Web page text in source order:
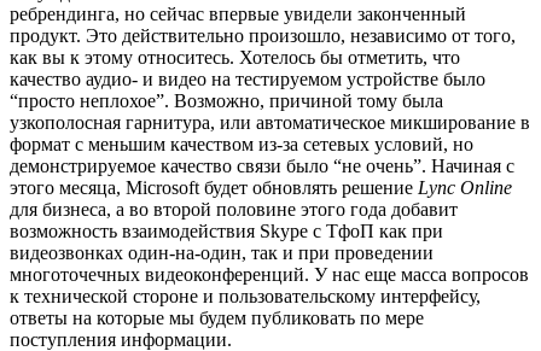
ребрендинга, но сейчас впервые увидели законченный
продукт. Это действительно произошло, независимо от того,
как вы к этому относитесь. Хотелось бы отметить, что
качество аудио- и видео на тестируемом устройстве было
“просто неплохое”. Возможно, причиной тому была
узкополосная гарнитура, или автоматическое микширование в
формат с меньшим качеством из-за сетевых условий, но
демонстрируемое качество связи было “не очень”. Начиная с
этого месяца, Microsoft будет обновлять решение Lync Online
для бизнеса, а во второй половине этого года добавит
возможность взаимодействия Skype с ТфоП как при
видеозвонках один-на-один, так и при проведении
многоточечных видеоконференций. У нас еще масса вопросов
к технической стороне и пользовательскому интерфейсу,
ответы на которые мы будем публиковать по мере
поступления информации.